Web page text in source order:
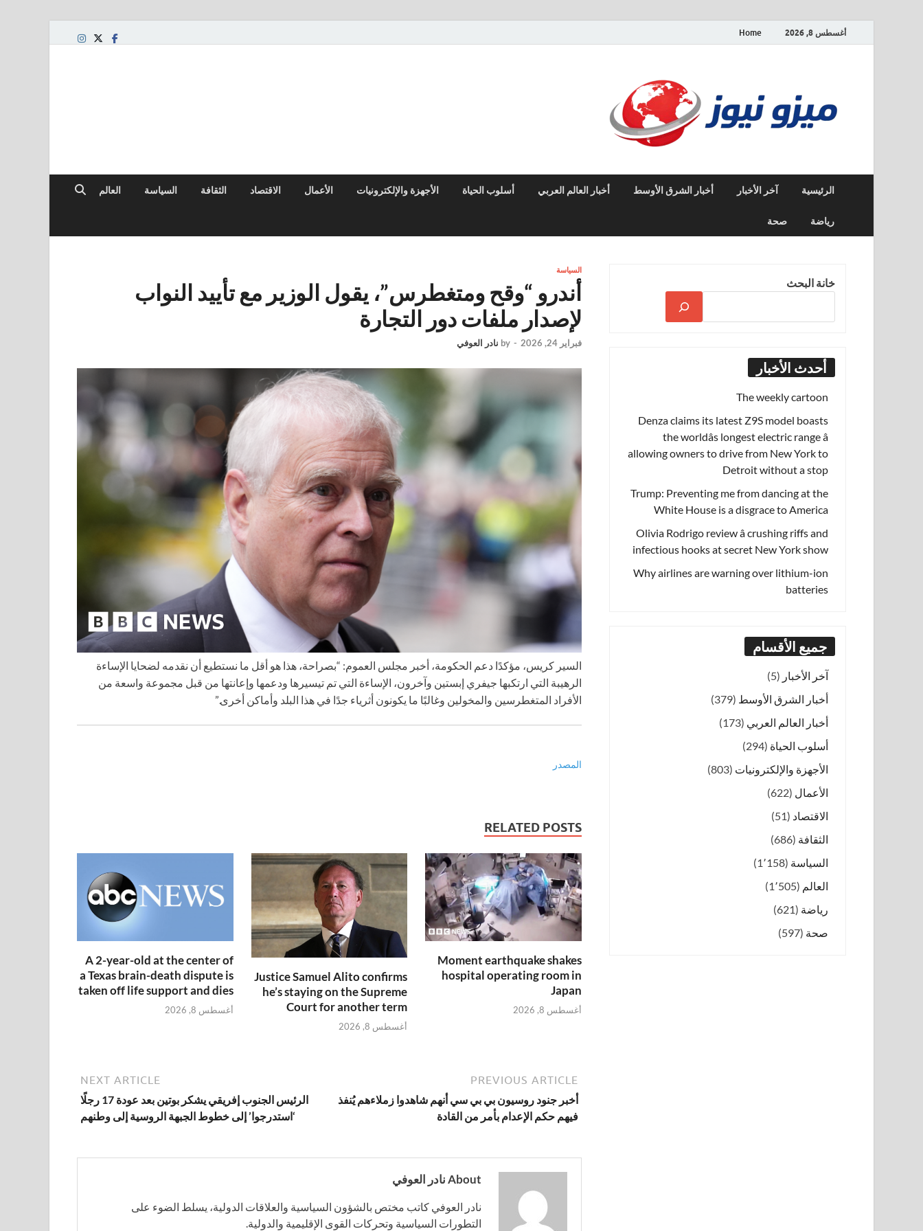
أغسطس 8, 2026 Home
الرئيسية آخر الأخبار أخبار الشرق الأوسط أخبار العالم العربي أسلوب الحياة الأجهزة والإلكترونيات الأعمال الاقتصاد الثقافة السياسة العالم
رياضة صحة
السياسة
أندرو “وقح ومتغطرس”، يقول الوزير مع تأييد النواب
لإصدار ملفات دور التجارة
فبراير 24, 2026 -
by نادر العوفي
السير كريس، مؤكدًا دعم الحكومة، أخبر مجلس العموم: “بصراحة، هذا هو أقل ما نستطيع أن نقدمه لضحايا الإساءة
الرهيبة التي ارتكبها جيفري إبستين وآخرون، الإساءة التي تم تيسيرها ودعمها وإعانتها من قبل مجموعة واسعة من
الأفراد المتغطرسين والمخولين وغالبًا ما يكونون أثرياء جدًا في هذا البلد وأماكن أخرى.”
المصدر
RELATED POSTS
Moment earthquake shakes
hospital operating room in
Japan
أغسطس 8, 2026
Justice Samuel Alito confirms
he’s staying on the Supreme
Court for another term
أغسطس 8, 2026
A 2-year-old at the center of
a Texas brain-death dispute is
taken off life support and dies
أغسطس 8, 2026
PREVIOUS ARTICLE
أخبر جنود روسيون بي بي سي أنهم شاهدوا زملاءهم يُنفذ
فيهم حكم الإعدام بأمر من القادة
NEXT ARTICLE
الرئيس الجنوب إفريقي يشكر بوتين بعد عودة 17 رجلًا
‘استدرجوا’ إلى خطوط الجبهة الروسية إلى وطنهم
About نادر العوفي
نادر العوفي كاتب مختص بالشؤون السياسية والعلاقات الدولية، يسلط الضوء على
التطورات السياسية وتحركات القوى الإقليمية والدولية.
خانة البحث
أحدث الأخبار
The weekly cartoon
Denza claims its latest Z9S model boasts
the worldâs longest electric range â
allowing owners to drive from New York to
Detroit without a stop
Trump: Preventing me from dancing at the
White House is a disgrace to America
Olivia Rodrigo review â crushing riffs and
infectious hooks at secret New York show
Why airlines are warning over lithium-ion
batteries
جميع الأقسام
آخر الأخبار (5)
أخبار الشرق الأوسط (379)
أخبار العالم العربي (173)
أسلوب الحياة (294)
الأجهزة والإلكترونيات (803)
الأعمال (622)
الاقتصاد (51)
الثقافة (686)
السياسة (1٬158)
العالم (1٬505)
رياضة (621)
صحة (597)